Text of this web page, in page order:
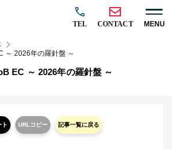
TEL CONTACT MENU
～ 2026年の羅針盤 ～
EC ～ 2026年の羅針盤 ～
ト URLコピー 記事一覧に戻る